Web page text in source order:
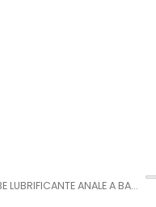
FLESHJACK - FLESHLUBE LUBRIFICANTE ANALE A BASE ACQUA 100 ML